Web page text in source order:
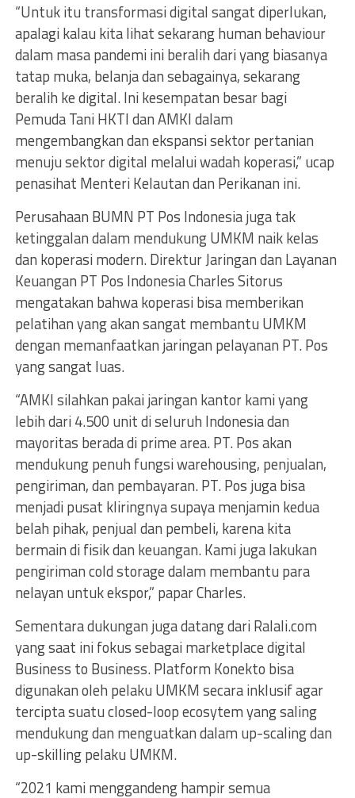
“Untuk itu transformasi digital sangat diperlukan,
apalagi kalau kita lihat sekarang human behaviour
dalam masa pandemi ini beralih dari yang biasanya
tatap muka, belanja dan sebagainya, sekarang
beralih ke digital. Ini kesempatan besar bagi
Pemuda Tani HKTI dan AMKI dalam
mengembangkan dan ekspansi sektor pertanian
menuju sektor digital melalui wadah koperasi,” ucap
penasihat Menteri Kelautan dan Perikanan ini.
Perusahaan BUMN PT Pos Indonesia juga tak
ketinggalan dalam mendukung UMKM naik kelas
dan koperasi modern. Direktur Jaringan dan Layanan
Keuangan PT Pos Indonesia Charles Sitorus
mengatakan bahwa koperasi bisa memberikan
pelatihan yang akan sangat membantu UMKM
dengan memanfaatkan jaringan pelayanan PT. Pos
yang sangat luas.
“AMKI silahkan pakai jaringan kantor kami yang
lebih dari 4.500 unit di seluruh Indonesia dan
mayoritas berada di prime area. PT. Pos akan
mendukung penuh fungsi warehousing, penjualan,
pengiriman, dan pembayaran. PT. Pos juga bisa
menjadi pusat kliringnya supaya menjamin kedua
belah pihak, penjual dan pembeli, karena kita
bermain di fisik dan keuangan. Kami juga lakukan
pengiriman cold storage dalam membantu para
nelayan untuk ekspor,” papar Charles.
Sementara dukungan juga datang dari Ralali.com
yang saat ini fokus sebagai marketplace digital
Business to Business. Platform Konekto bisa
digunakan oleh pelaku UMKM secara inklusif agar
tercipta suatu closed-loop ecosytem yang saling
mendukung dan menguatkan dalam up-scaling dan
up-skilling pelaku UMKM.
“2021 kami menggandeng hampir semua